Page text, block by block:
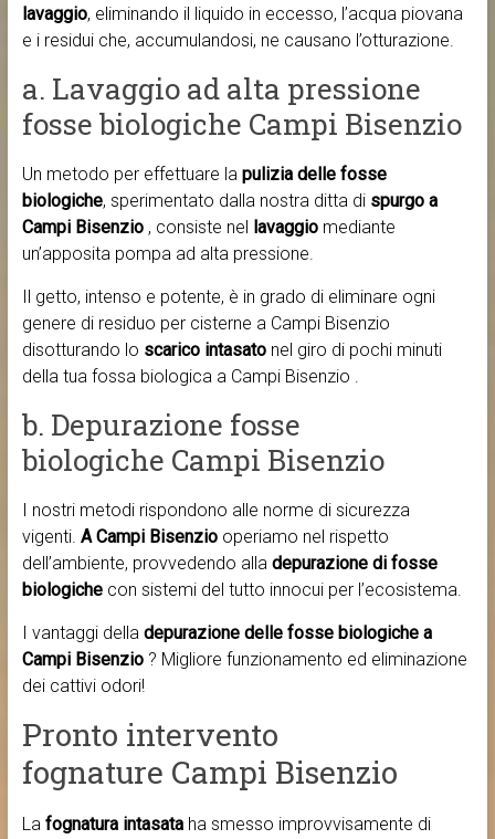
lavaggio, eliminando il liquido in eccesso, l’acqua piovana
e i residui che, accumulandosi, ne causano l’otturazione.
a. Lavaggio ad alta pressione
fosse biologiche Campi Bisenzio
Un metodo per effettuare la pulizia delle fosse
biologiche, sperimentato dalla nostra ditta di spurgo a
Campi Bisenzio , consiste nel lavaggiomediante
un’apposita pompa ad alta pressione.
Il getto, intenso e potente, è in grado di eliminare ogni
genere di residuo per cisterne a Campi Bisenzio
disotturando lo scarico intasatonel giro di pochi minuti
della tua fossa biologica a Campi Bisenzio .
b. Depurazione fosse
biologiche Campi Bisenzio
I nostri metodi rispondono alle norme di sicurezza
vigenti. A Campi Bisenzio operiamo nel rispetto
dell’ambiente, provvedendo alla depurazione di fosse
biologichecon sistemi del tutto innocui per l’ecosistema.
I vantaggi della depurazione delle fosse biologiche a
Campi Bisenzio ? Migliore funzionamento ed eliminazione
dei cattivi odori!
Pronto intervento
fognature Campi Bisenzio
La fognatura intasataha smesso improvvisamente di